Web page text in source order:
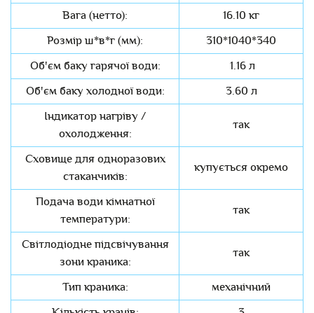
Вага (нетто):
16.10 кг
Розмір ш*в*г (мм):
310*1040*340
Об'єм баку гарячої води:
1.16 л
Об'єм баку холодної води:
3.60 л
Індикатор нагріву /
охолодження:
так
Сховище для одноразових
стаканчиків:
купується окремо
Подача води кімнатної
температури:
так
Світлодіодне підсвічування
зони краника:
так
Тип краника:
механічний